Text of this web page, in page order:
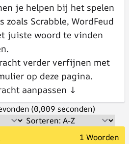
je helpen bij het spelen
Scrabble, WordFeud
juiste woord te vinden
verder verfijnen met
op deze pagina.
aanpassen ↓
(0,009 seconden)
1 Woorden